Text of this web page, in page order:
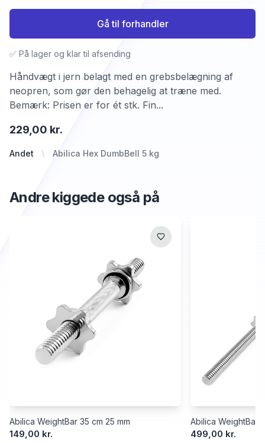
Andet Abilica Hex DumbBell 5 kg
229,00 kr.
Håndvægt i jern belagt med en grebsbelægning af
neopren, som gør den behagelig at træne med.
Bemærk: Prisen er for ét stk. Fin...
✅ På lager og klar til afsending
Gå til forhandler
Andre kiggede også på
Abilica WeightBar 35 cm 25 mm
149,00 kr.
Abilica WeightBar
499,00 kr.